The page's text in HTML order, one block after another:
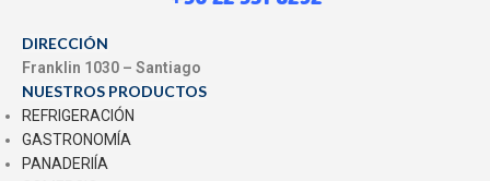
DIRECCIÓN
Franklin 1030 – Santiago
NUESTROS PRODUCTOS
REFRIGERACIÓN
GASTRONOMÍA
PANADERIÍA